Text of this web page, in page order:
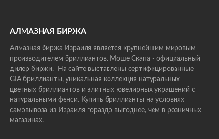
АЛМАЗНАЯ БИРЖА
Алмазная биржа Израиля является крупнейшим мировым
производителем бриллиантов. Моше Скапа - официальный
дилер биржи. На сайте выставлены сертифицированные
GIA бриллианты, уникальная коллекция натуральных
цветных бриллиантов и элитных ювелирных украшений с
натуральными фенси. Купить бриллианты на условиях
самовывоза из Израиля гораздо выгоднее, чем в розничных
магазинах.